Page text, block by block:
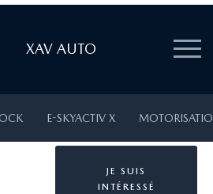
XAV AUTO
E-SKYACTIV X
JE SUIS
INTÉRESSÉ